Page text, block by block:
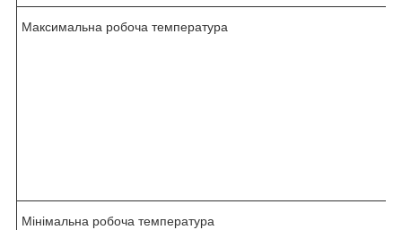
Максимальна робоча температура
Мінімальна робоча температура